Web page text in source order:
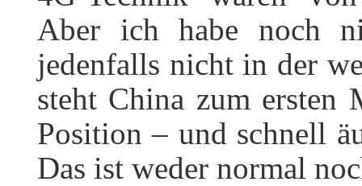
Aber ich habe noch
jedenfalls nicht in der
steht China zum ersten
Position – und schnell
Das ist weder normal